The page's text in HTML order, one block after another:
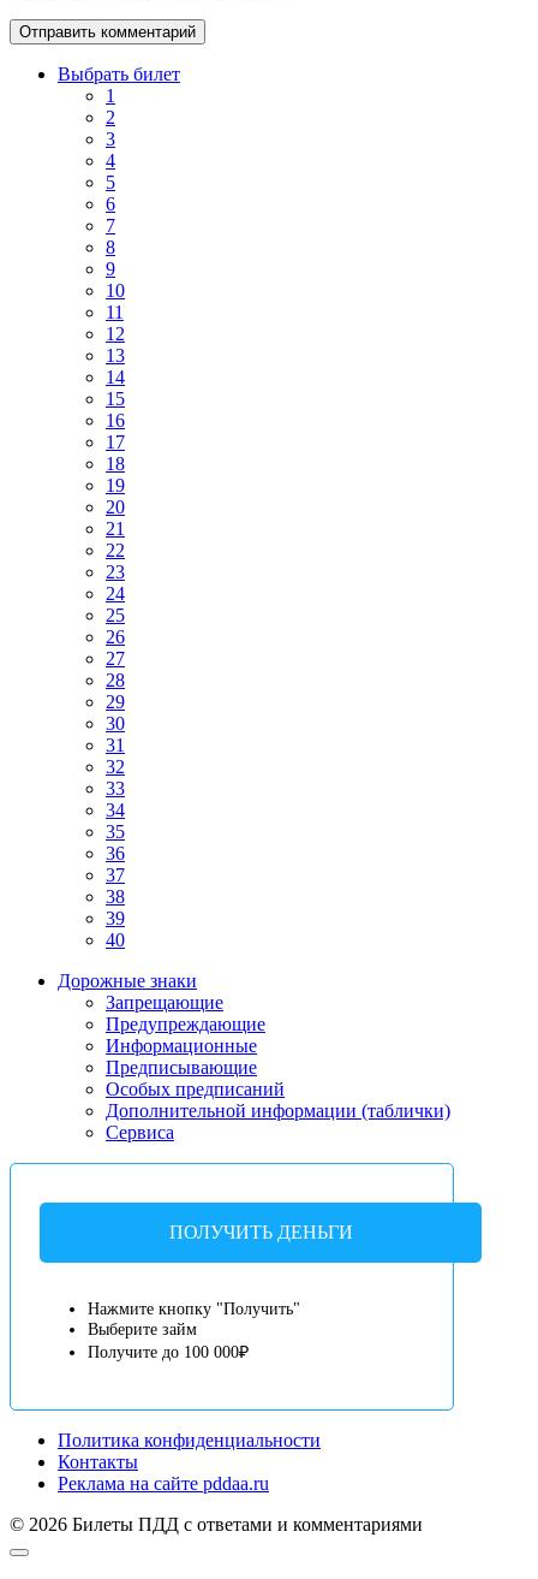
Выбрать билет
1
2
3
4
5
6
7
8
9
10
11
12
13
14
15
16
17
18
19
20
21
22
23
24
25
26
27
28
29
30
31
32
33
34
35
36
37
38
39
40
Дорожные знаки
Запрещающие
Предупреждающие
Информационные
Предписывающие
Особых предписаний
Дополнительной информации (таблички)
Сервиса
ПОЛУЧИТЬ ДЕНЬГИ
Нажмите кнопку "Получить"
Выберите займ
Получите до 100 000₽
Политика конфиденциальности
Контакты
Реклама на сайте pddaa.ru
© 2026 Билеты ПДД с ответами и комментариями